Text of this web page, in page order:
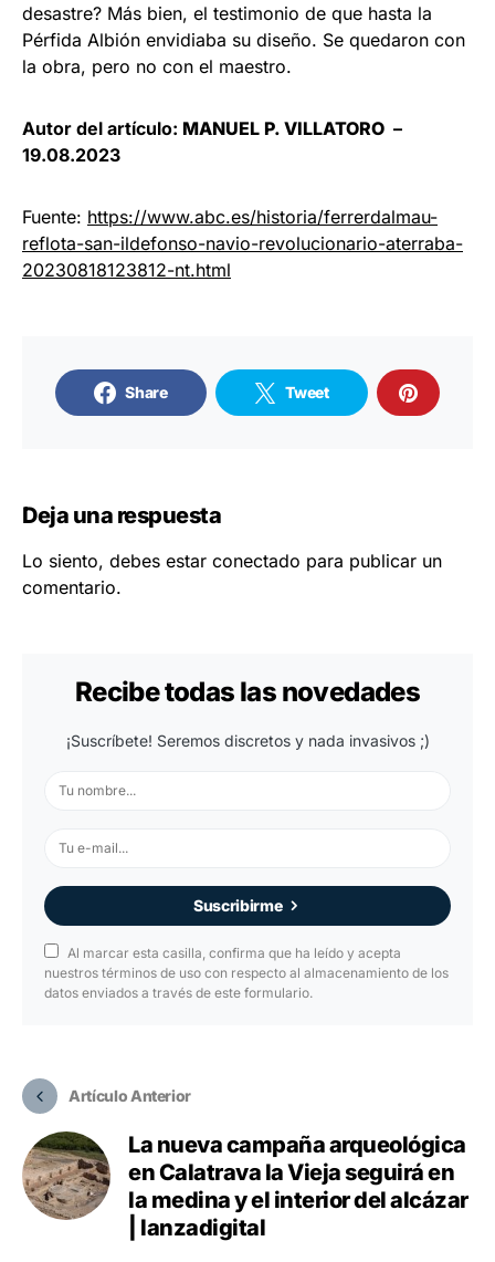
desastre? Más bien, el testimonio de que hasta la
Pérfida Albión envidiaba su diseño. Se quedaron con
la obra, pero no con el maestro.
Autor del artículo: MANUEL P. VILLATORO –
19.08.2023
Fuente: https://www.abc.es/historia/ferrerdalmau-
reflota-san-ildefonso-navio-revolucionario-aterraba-
20230818123812-nt.html
Share Tweet
Deja una respuesta
Lo siento, debes estar conectado para publicar un
comentario.
Recibe todas las novedades
¡Suscríbete! Seremos discretos y nada invasivos ;)
Suscribirme
Al marcar esta casilla, confirma que ha leído y acepta
nuestros términos de uso con respecto al almacenamiento de los
datos enviados a través de este formulario.
Artículo Anterior
La nueva campaña arqueológica
en Calatrava la Vieja seguirá en
la medina y el interior del alcázar
| lanzadigital